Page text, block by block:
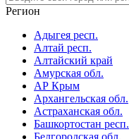
Регион
Адыгея респ.
Алтай респ.
Алтайский край
Амурская обл.
АР Крым
Архангельская обл.
Астраханская обл.
Башкортостан респ.
Белгородская обл.